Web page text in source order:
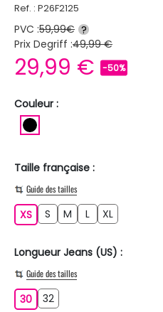
Ref. : P26F2125
PVC :59,99€ ?
Prix Degriff :49,99 €
29,99 € -50%
Couleur :
Taille française :
Guide des tailles
XSXS S M L XL
Longueur Jeans (US) :
Guide des tailles
30303232